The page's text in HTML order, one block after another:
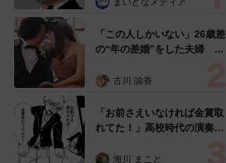
「この人しかいない」26歳差
の“年の差婚”をした夫婦 出
た？ 今の思いを聞いた
古川 諭香
「お前さえいなければ金賞取
れてた！」高校時代の演奏会
生は楽器修理職人に 10年後
海川 まこと